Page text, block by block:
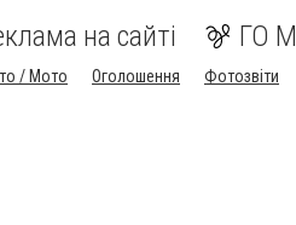
на сайті ГО
/ Мото Оголошення Фотозвіти